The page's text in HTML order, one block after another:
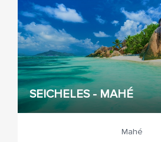
SEICHELES - MAHÉ
Mahé